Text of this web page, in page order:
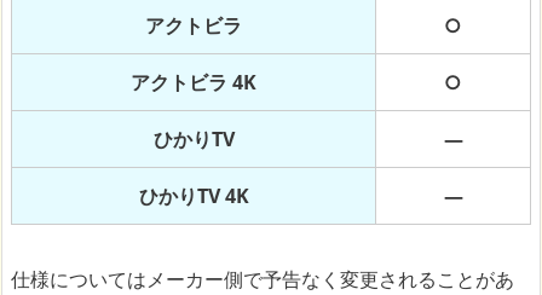
アクトビラ ○
アクトビラ 4K ○
ひかりTV ―
ひかりTV 4K ―
仕様についてはメーカー側で予告なく変更されることがあ